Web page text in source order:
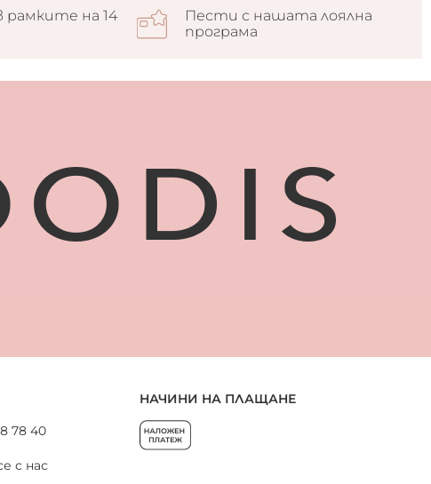
рамките на 14
Пести с нашата лоялна
програма
78 40
с нас
НАЧИНИ НА ПЛАЩАНЕ